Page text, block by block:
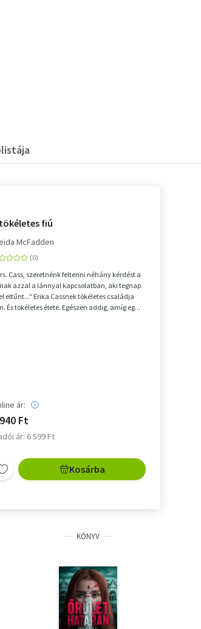
fiú
McFadden
Cass, szeretnénk feltenni néhány kérdést a
azzal a lánnyal kapcsolatban, aki tegnap
eltűnt..." Erika Cassnek tökéletes családja
És tökéletes élete. Egészen addig, amíg eg...
ár:
Ft
ár: 6 599 Ft
Kosárba
KÖNYV